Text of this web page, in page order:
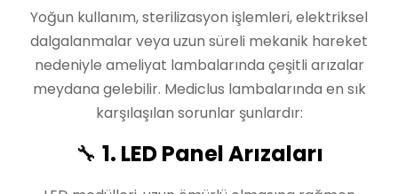
Yoğun kullanım, sterilizasyon işlemleri, elektriksel
dalgalanmalar veya uzun süreli mekanik hareket
nedeniyle ameliyat lambalarında çeşitli arızalar
meydana gelebilir. Mediclus lambalarında en sık
karşılaşılan sorunlar şunlardır:
🔧 1. LED Panel Arızaları